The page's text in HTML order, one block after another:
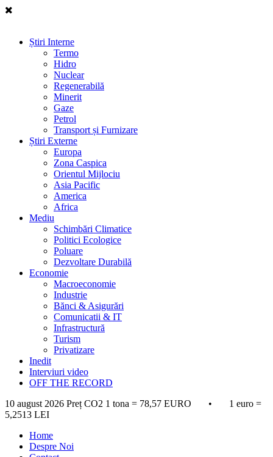
Știri Interne
Termo
Hidro
Nuclear
Regenerabilă
Minerit
Gaze
Petrol
Transport și Furnizare
Știri Externe
Europa
Zona Caspica
Orientul Mijlociu
Asia Pacific
America
Africa
Mediu
Schimbări Climatice
Politici Ecologice
Poluare
Dezvoltare Durabilă
Economie
Macroeconomie
Industrie
Bănci & Asigurări
Comunicatii & IT
Infrastructură
Turism
Privatizare
Inedit
Interviuri video
OFF THE RECORD
10 august 2026 Preț CO2 1 tona = 78,57 EURO • 1 euro =
5,2513 LEI
Home
Despre Noi